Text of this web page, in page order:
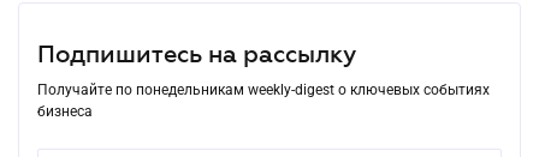
Подпишитесь на рассылку
Получайте по понедельникам weekly-digest о ключевых событиях
бизнеса